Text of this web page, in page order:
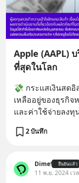
Apple (AAPL)
ที่สุดในโลก
💸 กระแสเงินสดอิ
เหลืออยู่ของธุรกิจ
และค่าใช้จ่ายลงทุ
2 บันทึก
Dime! ยืนยันแล้ว
11 พ.ย. 2024 เว